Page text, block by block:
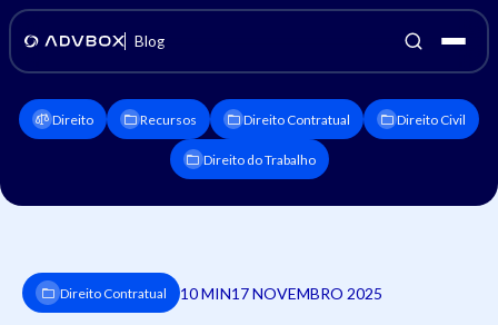
Blog
Direito Recursos Direito Contratual Direito Civil
Direito do Trabalho
Direito Contratual 10 MIN17 NOVEMBRO 2025